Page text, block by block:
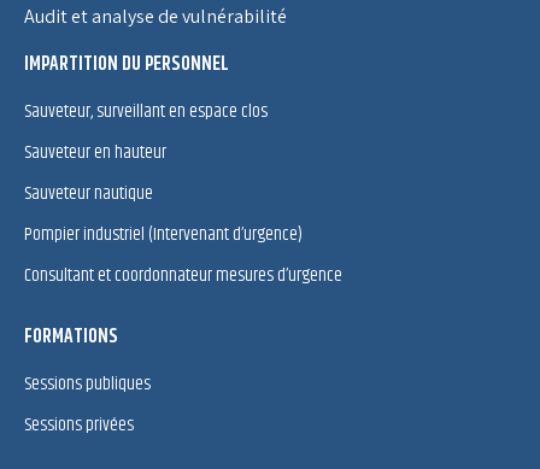
Audit et analyse de vulnérabilité
IMPARTITION DU PERSONNEL
Sauveteur, surveillant en espace clos
Sauveteur en hauteur
Sauveteur nautique
Pompier industriel (Intervenant d’urgence)
Consultant et coordonnateur mesures d’urgence
FORMATIONS
Sessions publiques
Sessions privées